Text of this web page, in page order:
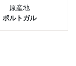
原産地
ポルトガル